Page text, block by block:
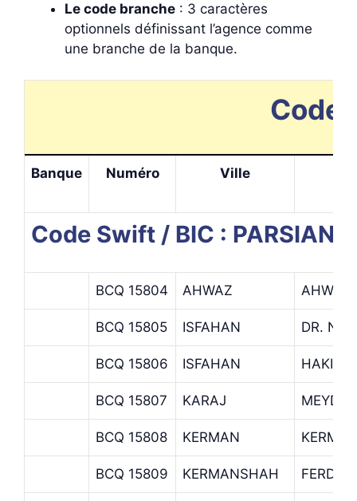
Le code branche : 3 caractères
optionnels définissant l’agence comme
une branche de la banque.
Banque Numéro Ville
Code Swift / BIC : PARSIAN
BCQ 15804 AHWAZ AHWAZ
BCQ 15805 ISFAHAN DR.
BCQ 15806 ISFAHAN HAKIM
BCQ 15807 KARAJ
BCQ 15808 KERMAN
BCQ 15809 KERMANSHAH